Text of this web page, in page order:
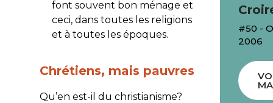
font souvent bon ménage et
ceci, dans toutes les religions
et à toutes les époques.
Chrétiens, mais pauvres
Qu’en est-il du christianisme?
#50 -
2006